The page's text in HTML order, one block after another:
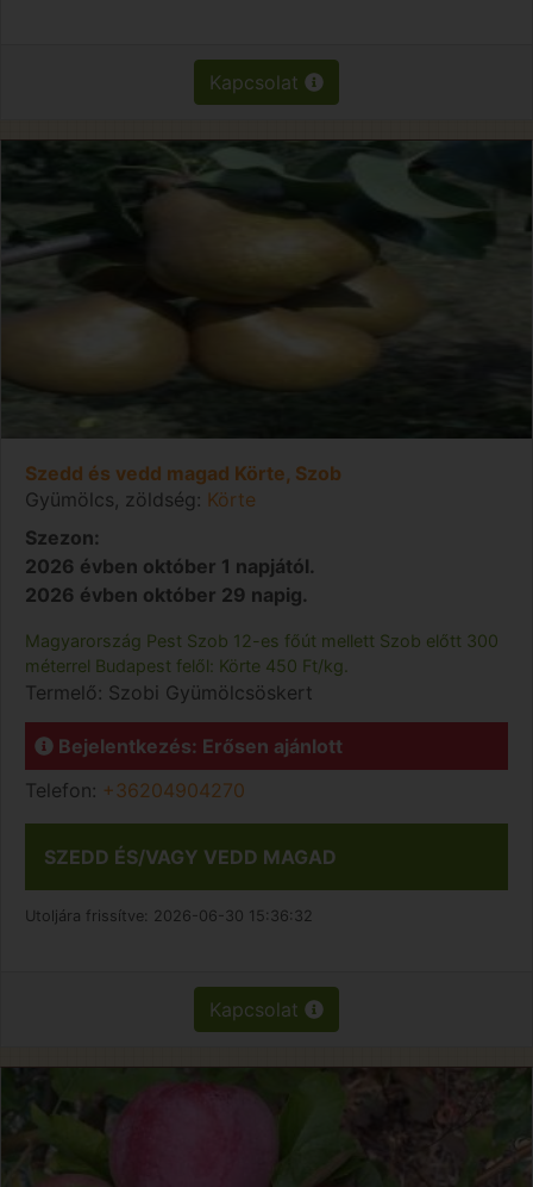
Kapcsolat
Szedd és vedd magad Körte, Szob
Gyümölcs, zöldség: Körte
Szezon:
2026 évben október 1 napjától.
2026 évben október 29 napig.
Magyarország Pest Szob 12-es főút mellett Szob előtt 300
méterrel Budapest felől: Körte 450 Ft/kg.
Termelő: Szobi Gyümölcsöskert
Bejelentkezés: Erősen ajánlott
Telefon: +36204904270
SZEDD ÉS/VAGY VEDD MAGAD
Utoljára frissítve: 2026-06-30 15:36:32
Kapcsolat